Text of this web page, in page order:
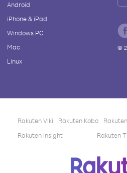
Android
iPhone & iPad
Windows PC
Mac
Linux
©
Rakuten Viki Rakuten Kobo
Rakuten Insight
Rakuten